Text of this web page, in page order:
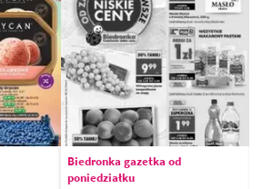
Biedronka gazetka od
poniedziałku